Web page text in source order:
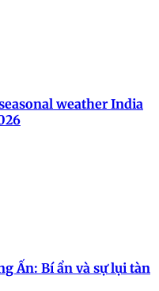
weather India
Ấn: Bí ẩn và sự lụi tàn